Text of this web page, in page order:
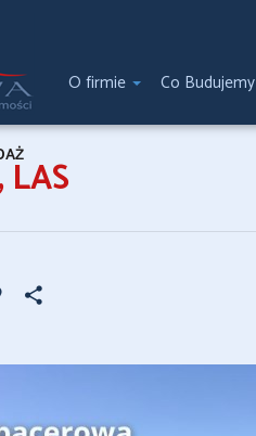
O firmie Co Budujemy